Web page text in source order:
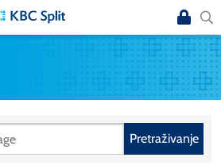
Pretraživanje